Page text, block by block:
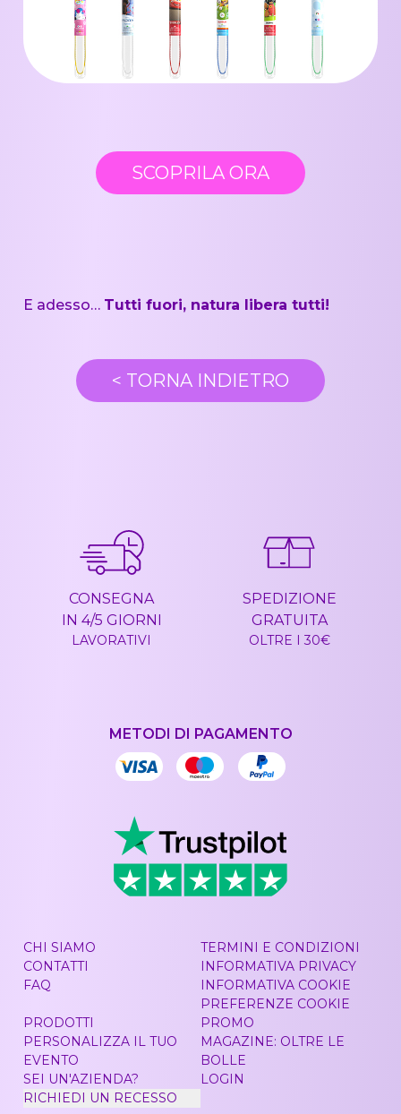
SCOPRILA ORA
E adesso… Tutti fuori, natura libera tutti!
< TORNA INDIETRO
CONSEGNA
IN 4/5 GIORNI
LAVORATIVI
SPEDIZIONE
GRATUITA
OLTRE I 30€
METODI DI PAGAMENTO
CHI SIAMO
CONTATTI
FAQ
TERMINI E CONDIZIONI
INFORMATIVA PRIVACY
INFORMATIVA COOKIE
PREFERENZE COOKIE
PRODOTTI
PERSONALIZZA IL TUO
EVENTO
SEI UN'AZIENDA?
RICHIEDI UN RECESSO
PROMO
MAGAZINE: OLTRE LE
BOLLE
LOGIN